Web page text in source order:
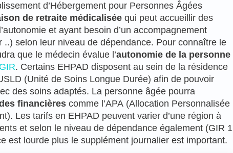
d’Hébergement pour Personnes Âgées
de retraite médicaliséequi peut accueillir des
et ayant besoin d’un accompagnement
..) selon leur niveau de dépendance. Pour connaître le
que le médecin évalue l’autonomie de la personne
. Certains EHPAD disposent au sein de la résidence
(Unité de Soins Longue Durée) afin de pouvoir
des soins adaptés. La personne âgée pourra
financièrescomme l’APA (Allocation Personnalisée
Les tarifs en EHPAD peuvent varier d’une région à
et selon le niveau de dépendance également (GIR 1
est lourde plus le supplément journalier est important.